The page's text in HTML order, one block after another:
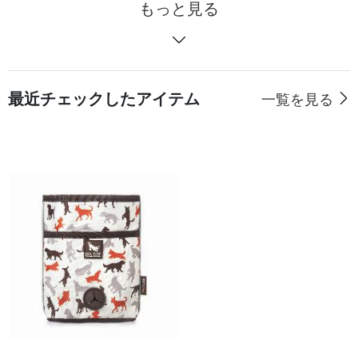
もっと見る
最近チェックしたアイテム 一覧を見る